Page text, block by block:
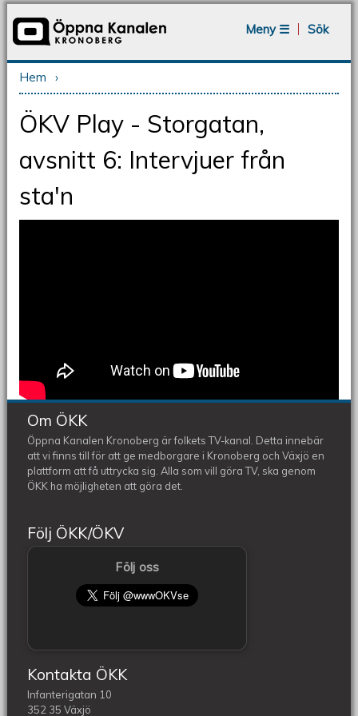
Meny ☰
Sök
Du är här
Hem ›
ÖKV Play - Storgatan,
avsnitt 6: Intervjuer från
sta'n
Om ÖKK
Öppna Kanalen Kronoberg är folkets TV-kanal. Detta innebär
att vi finns till för att ge medborgare i Kronoberg och Växjö en
plattform att få uttrycka sig. Alla som vill göra TV, ska genom
ÖKK ha möjligheten att göra det.
Följ ÖKK/ÖKV
Följ oss
Kontakta ÖKK
Infanterigatan 10
352 35 Växjö